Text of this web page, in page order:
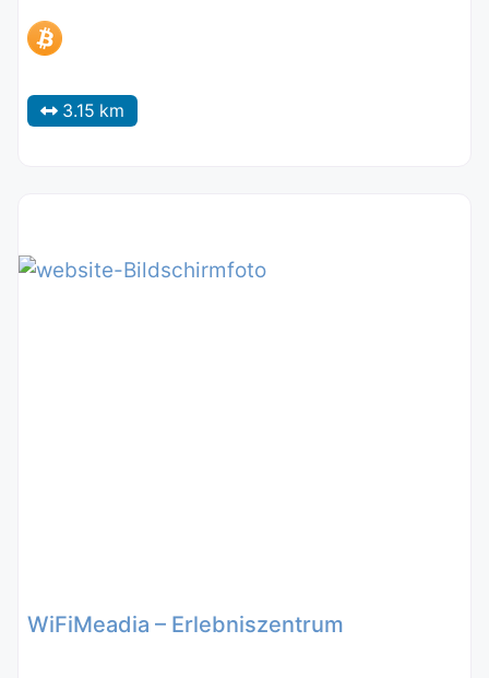
3.15 km
WiFiMeadia – Erlebniszentrum